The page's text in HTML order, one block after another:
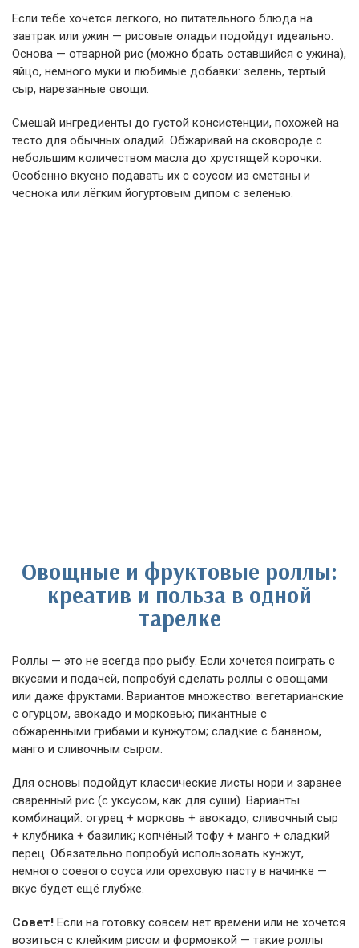
Если тебе хочется лёгкого, но питательного блюда на
завтрак или ужин — рисовые оладьи подойдут идеально.
Основа — отварной рис (можно брать оставшийся с ужина),
яйцо, немного муки и любимые добавки: зелень, тёртый
сыр, нарезанные овощи.
Смешай ингредиенты до густой консистенции, похожей на
тесто для обычных оладий. Обжаривай на сковороде с
небольшим количеством масла до хрустящей корочки.
Особенно вкусно подавать их с соусом из сметаны и
чеснока или лёгким йогуртовым дипом с зеленью.
Овощные и фруктовые роллы:
креатив и польза в одной
тарелке
Роллы — это не всегда про рыбу. Если хочется поиграть с
вкусами и подачей, попробуй сделать роллы с овощами
или даже фруктами. Вариантов множество: вегетарианские
с огурцом, авокадо и морковью; пикантные с
обжаренными грибами и кунжутом; сладкие с бананом,
манго и сливочным сыром.
Для основы подойдут классические листы нори и заранее
сваренный рис (с уксусом, как для суши). Варианты
комбинаций: огурец + морковь + авокадо; сливочный сыр
+ клубника + базилик; копчёный тофу + манго + сладкий
перец. Обязательно попробуй использовать кунжут,
немного соевого соуса или ореховую пасту в начинке —
вкус будет ещё глубже.
Совет! Если на готовку совсем нет времени или не хочется
возиться с клейким рисом и формовкой — такие роллы